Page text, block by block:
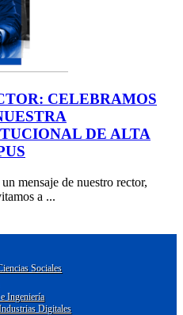
CELEBRAMOS
DE ALTA
mensaje de nuestro rector,
a ...
Sociales
Ingeniería
Digitales